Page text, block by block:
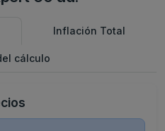
Inflación Total
cálculo